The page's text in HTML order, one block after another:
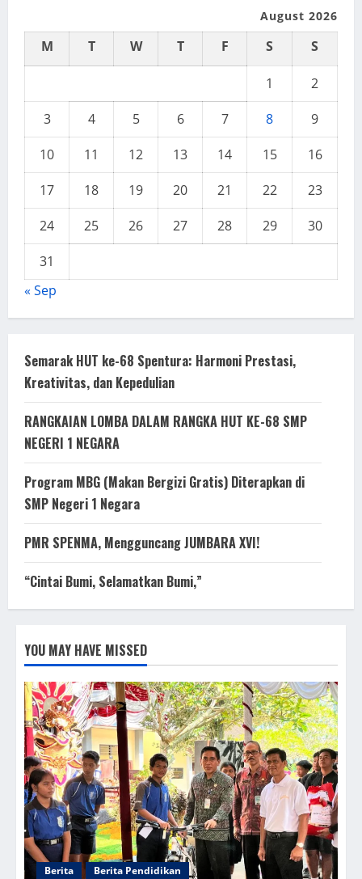
August 2026
M T W T F S S
1
2
3
4 5 6 7 8
9
10
11 12 13 14 15
16
17
18 19 20 21 22
23
24
25 26 27 28 29
30
31
« Sep
Semarak HUT ke-68 Spentura: Harmoni Prestasi,
Kreativitas, dan Kepedulian
RANGKAIAN LOMBA DALAM RANGKA HUT KE-68 SMP
NEGERI 1 NEGARA
Program MBG (Makan Bergizi Gratis) Diterapkan di
SMP Negeri 1 Negara
PMR SPENMA, Mengguncang JUMBARA XVI!
“Cintai Bumi, Selamatkan Bumi,”
YOU MAY HAVE MISSED
Berita Berita Pendidikan